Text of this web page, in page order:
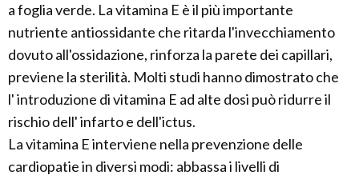
a foglia verde. La vitamina E è il più importante
nutriente antiossidante che ritarda l'invecchiamento
dovuto all'ossidazione, rinforza la parete dei capillari,
previene la sterilità. Molti studi hanno dimostrato che
l' introduzione di vitamina E ad alte dosi può ridurre il
rischio dell' infarto e dell'ictus.
La vitamina E interviene nella prevenzione delle
cardiopatie in diversi modi: abbassa i livelli di